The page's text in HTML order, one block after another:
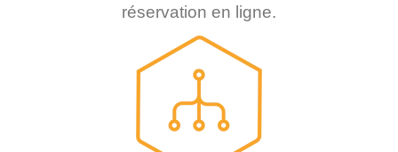
réservation en ligne.